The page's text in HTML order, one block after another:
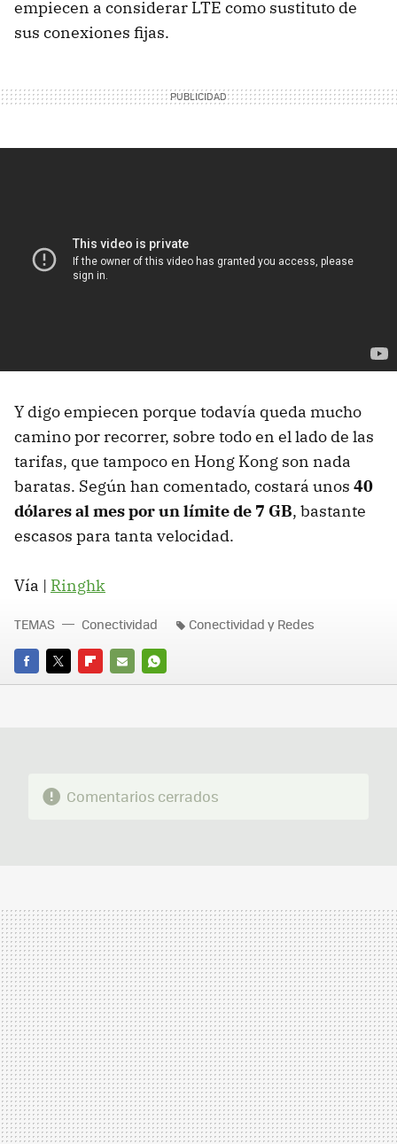
empiecen a considerar LTE como sustituto de
sus conexiones fijas.
Y digo empiecen porque todavía queda mucho
camino por recorrer, sobre todo en el lado de las
tarifas, que tampoco en Hong Kong son nada
baratas. Según han comentado, costará unos 40
dólares al mes por un límite de 7 GB, bastante
escasos para tanta velocidad.
Vía | Ringhk
FACEBOOK
TWITTERFLIPBOARD
E-
WHATSAPP
TEMAS Conectividad Conectividad y Redes
Comentarios cerrados